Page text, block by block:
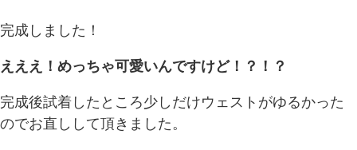
完成しました！
えええ！めっちゃ可愛いんですけど！？！？
完成後試着したところ少しだけウェストがゆるかった
のでお直しして頂きました。